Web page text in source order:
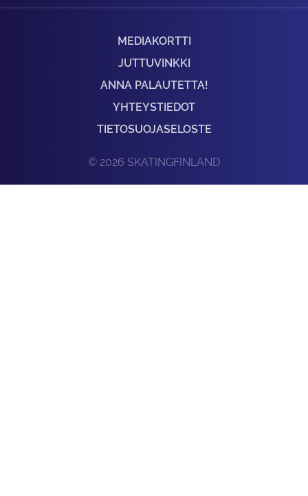
MEDIAKORTTI
JUTTUVINKKI
ANNA PALAUTETTA!
YHTEYSTIEDOT
TIETOSUOJASELOSTE
© 2026 SKATINGFINLAND